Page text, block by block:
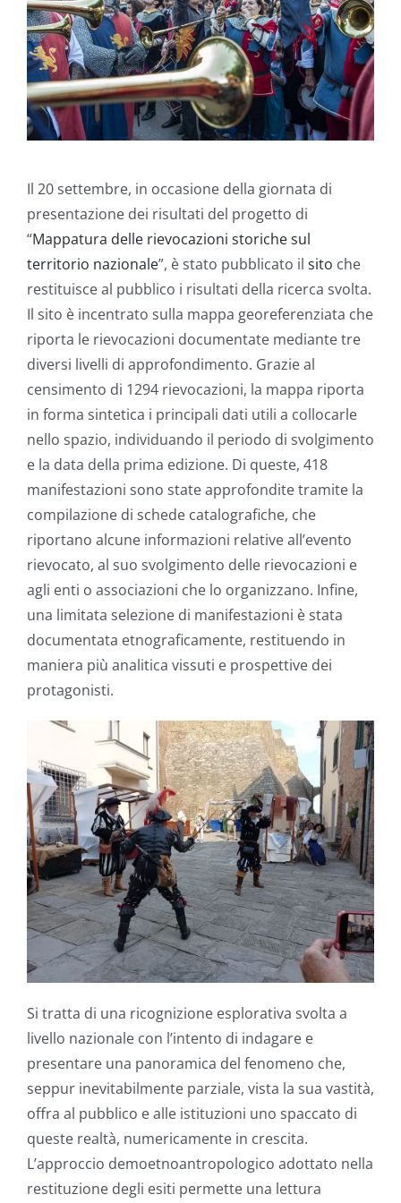
Il 20 settembre, in occasione della giornata di
presentazione dei risultati del progetto di
“Mappatura delle rievocazioni storiche sul
territorio nazionale”, è stato pubblicato il sito che
restituisce al pubblico i risultati della ricerca svolta.
Il sito è incentrato sulla mappa georeferenziata che
riporta le rievocazioni documentate mediante tre
diversi livelli di approfondimento. Grazie al
censimento di 1294 rievocazioni, la mappa riporta
in forma sintetica i principali dati utili a collocarle
nello spazio, individuando il periodo di svolgimento
e la data della prima edizione. Di queste, 418
manifestazioni sono state approfondite tramite la
compilazione di schede catalografiche, che
riportano alcune informazioni relative all’evento
rievocato, al suo svolgimento delle rievocazioni e
agli enti o associazioni che lo organizzano. Infine,
una limitata selezione di manifestazioni è stata
documentata etnograficamente, restituendo in
maniera più analitica vissuti e prospettive dei
protagonisti.
Si tratta di una ricognizione esplorativa svolta a
livello nazionale con l’intento di indagare e
presentare una panoramica del fenomeno che,
seppur inevitabilmente parziale, vista la sua vastità,
offra al pubblico e alle istituzioni uno spaccato di
queste realtà, numericamente in crescita.
L’approccio demoetnoantropologico adottato nella
restituzione degli esiti permette una lettura